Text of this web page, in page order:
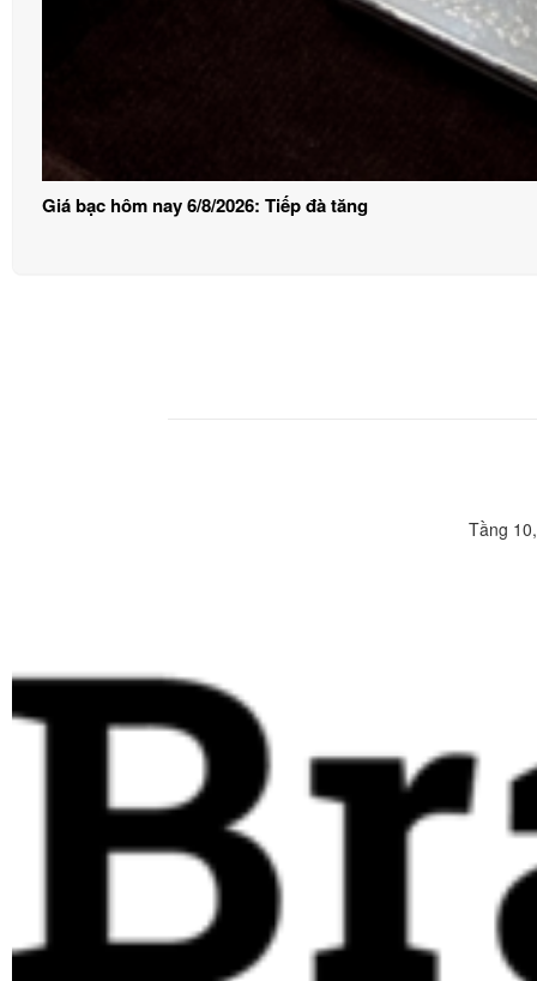
Giá bạc hôm nay 6/8/2026: Tiếp đà tăng
Tầng